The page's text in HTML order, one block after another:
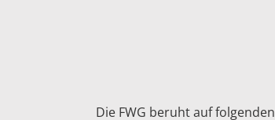
Die FWG beruht auf folgenden